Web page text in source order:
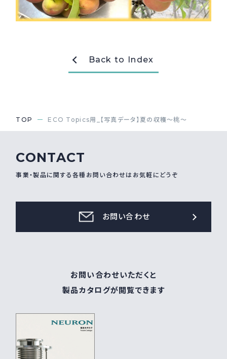
新着情報 News&Topics
webカタログ
Back to Index
TOP ECO Topics用_【写真データ】夏の収穫～桃～
CONTACT
事業・製品に関する各種お問い合わせはお気軽にどうぞ
お問い合わせ
お問い合わせいただくと
製品カタログが閲覧できます